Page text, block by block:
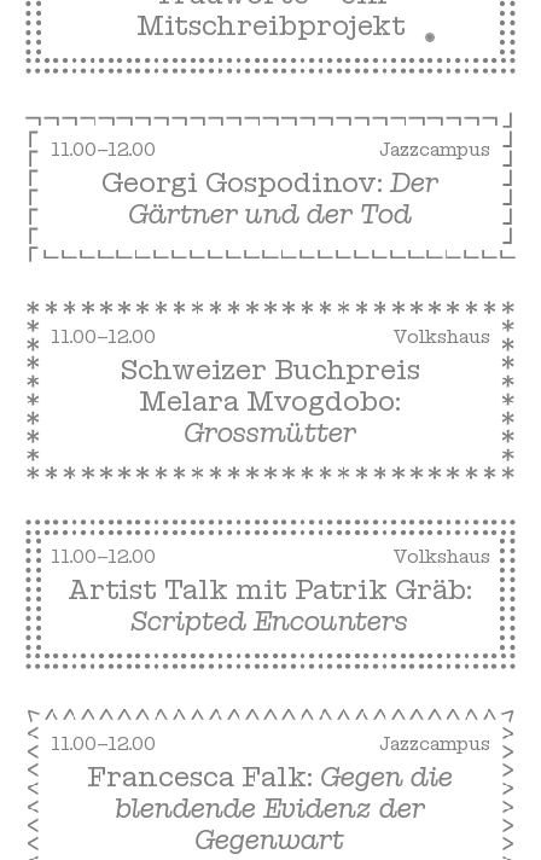
Mitschreibprojekt
11.00–12.00 Jazzcampus
Georgi Gospodinov:Der
Gärtner und der Tod
11.00–12.00 Volkshaus
Schweizer Buchpreis
Melara Mvogdobo:
Grossmütter
11.00–12.00 Volkshaus
Artist Talk mit Patrik Gräb:
Scripted Encounters
11.00–12.00 Jazzcampus
Francesca Falk: Gegen die
blendende Evidenz der
Gegenwart